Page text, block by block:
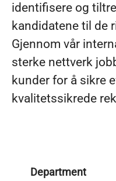
identifisere og
kandidatene til de
Gjennom vår
sterke nettverk
kunder for å sikre
kvalitetssikrede
Department